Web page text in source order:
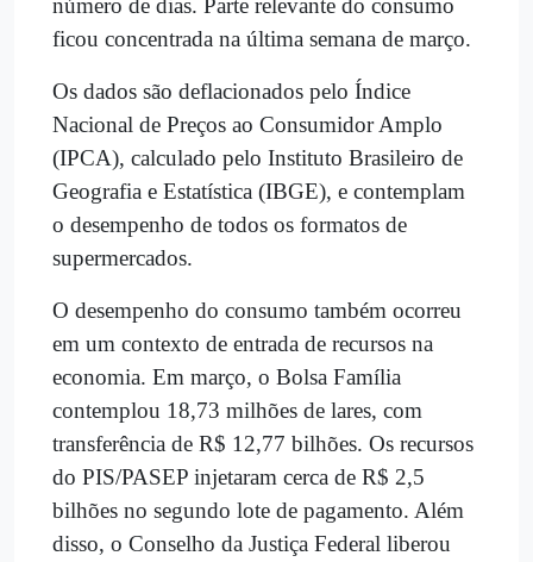
número de dias. Parte relevante do consumo
ficou concentrada na última semana de março.
Os dados são deflacionados pelo Índice
Nacional de Preços ao Consumidor Amplo
(IPCA), calculado pelo Instituto Brasileiro de
Geografia e Estatística (IBGE), e contemplam
o desempenho de todos os formatos de
supermercados.
O desempenho do consumo também ocorreu
em um contexto de entrada de recursos na
economia. Em março, o Bolsa Família
contemplou 18,73 milhões de lares, com
transferência de R$ 12,77 bilhões. Os recursos
do PIS/PASEP injetaram cerca de R$ 2,5
bilhões no segundo lote de pagamento. Além
disso, o Conselho da Justiça Federal liberou